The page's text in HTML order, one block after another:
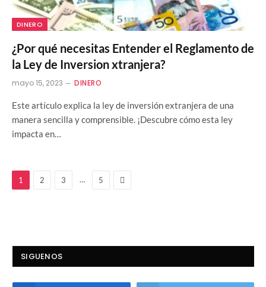
DINERO
¿Por qué necesitas Entender el Reglamento de
la Ley de Inversion xtranjera?
mayo 15, 2023 DINERO
Este artículo explica la ley de inversión extranjera de una
manera sencilla y comprensible. ¡Descubre cómo esta ley
impacta en…
1 2 3 … 5 Next
SIGUENOS